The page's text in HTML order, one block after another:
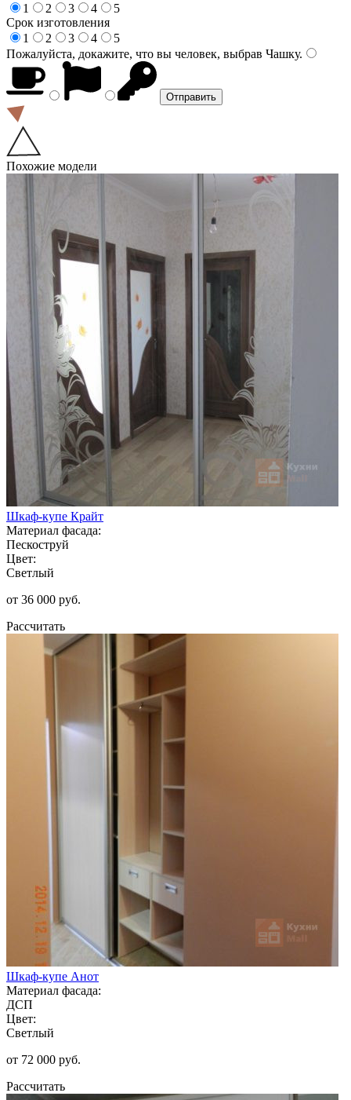
1
2 3 4
5
Срок изготовления
1
2 3 4
5
Пожалуйста, докажите, что вы человек, выбрав Чашку.
Похожие модели
Шкаф-купе Крайт
Материал фасада:
Пескоструй
Цвет:
Светлый
от 36 000 руб.
Рассчитать
Шкаф-купе Анот
Материал фасада:
ДСП
Цвет:
Светлый
от 72 000 руб.
Рассчитать